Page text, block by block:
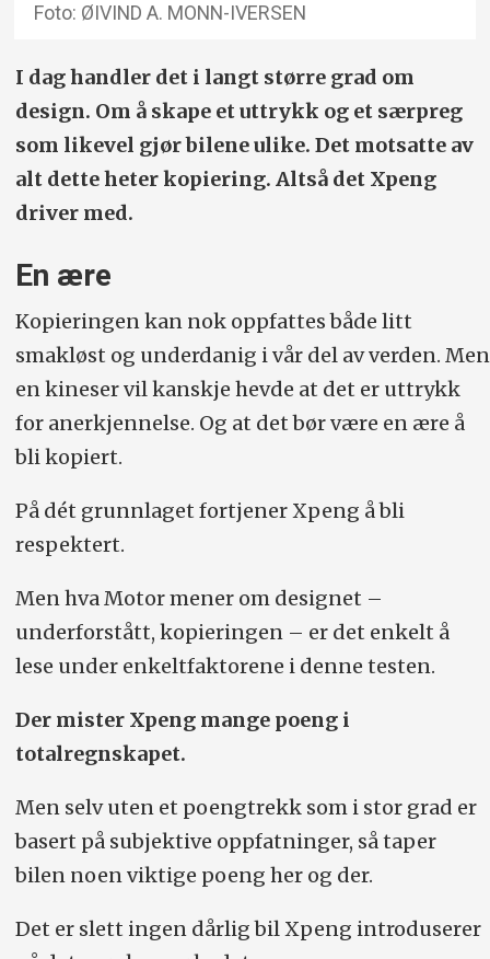
Foto: ØIVIND A. MONN-IVERSEN
I dag handler det i langt større grad om
design. Om å skape et uttrykk og et særpreg
som likevel gjør bilene ulike. Det motsatte av
alt dette heter kopiering. Altså det Xpeng
driver med.
En ære
Kopieringen kan nok oppfattes både litt
smakløst og underdanig i vår del av verden. Men
en kineser vil kanskje hevde at det er uttrykk
for anerkjennelse. Og at det bør være en ære å
bli kopiert.
På dét grunnlaget fortjener Xpeng å bli
respektert.
Men hva Motor mener om designet –
underforstått, kopieringen – er det enkelt å
lese under enkeltfaktorene i denne testen.
Der mister Xpeng mange poeng i
totalregnskapet.
Men selv uten et poengtrekk som i stor grad er
basert på subjektive oppfatninger, så taper
bilen noen viktige poeng her og der.
Det er slett ingen dårlig bil Xpeng introduserer